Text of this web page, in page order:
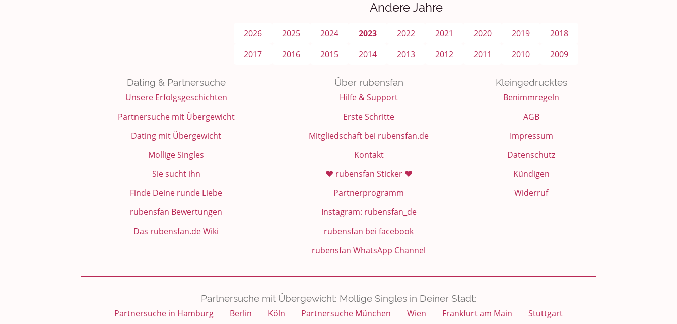
Andere Jahre
2026 2025 2024 2023 2022 2021 2020 2019
2018
2017
2016 2015 2014 2013 2012 2011 2010 2009
Dating & Partnersuche
Unsere Erfolgsgeschichten
Partnersuche mit Übergewicht
Dating mit Übergewicht
Mollige Singles
Sie sucht ihn
Finde Deine runde Liebe
rubensfan Bewertungen
Das rubensfan.de Wiki
Über rubensfan
Hilfe & Support
Erste Schritte
Mitgliedschaft bei rubensfan.de
Kontakt
❤️ rubensfan Sticker ❤️
Partnerprogramm
Instagram: rubensfan_de
rubensfan bei facebook
rubensfan WhatsApp Channel
Kleingedrucktes
Benimmregeln
AGB
Impressum
Datenschutz
Kündigen
Widerruf
Partnersuche mit Übergewicht: Mollige Singles in Deiner Stadt:
Partnersuche in Hamburg
Berlin Köln Partnersuche München Wien Frankfurt am Main Stuttgart